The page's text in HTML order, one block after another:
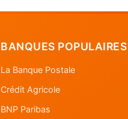
BANQUES POPULAIRES
La Banque Postale
Crédit Agricole
BNP Paribas